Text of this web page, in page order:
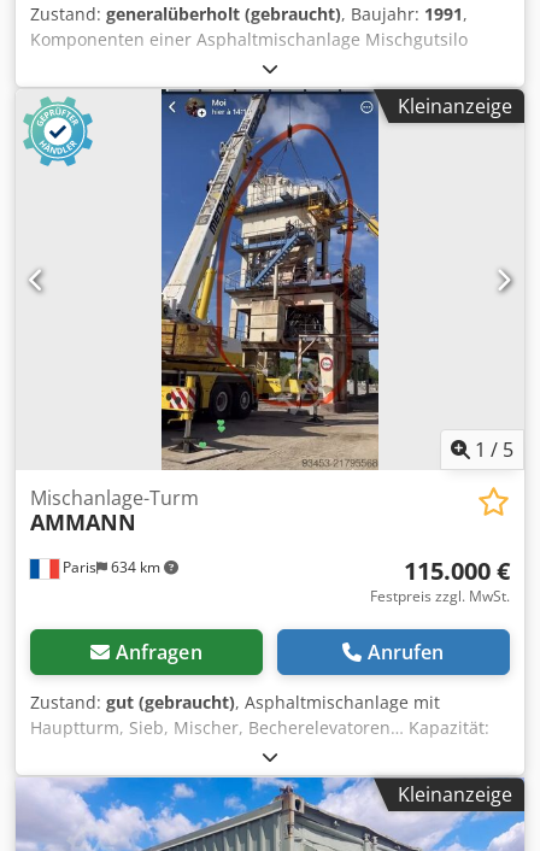
Zustand: generalüberholt (gebraucht), Baujahr: 1991,
Komponenten einer Asphaltmischanlage Mischgutsilo
TELTOMAT mit Kübelaufzug Sieb- und Trockentrommel 2-
Wellen Zwangsmischer 30.000 L Heizöltank Dwjdpfotph A
Njx Ac Uoa AMECO Filteranlage Bitumentanks Silos mit
Schneckenförderer
Kleinanzeige
1 / 5
Paris 634 km
Mischanlage-Turm
AMMANN
115.000 €
Festpreis zzgl. MwSt.
Anfragen Anrufen
Zustand: gut (gebraucht), Asphaltmischanlage mit
Hauptturm, Sieb, Mischer, Becherelevatoren… Kapazität:
160 Tonnen/Stunde Djdsy Hf Duepfx Ac Uswa
Kleinanzeige